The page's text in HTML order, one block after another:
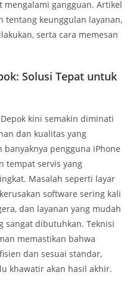
gangguan. Artikel
tentang keunggulan layanan,
serta cara memesan
Solusi Tepat untuk
kini semakin diminati
dan kualitas yang
banyaknya pengguna iPhone
tempat servis yang
Masalah seperti layar
software sering kali
dan layanan yang mudah
sangat dibutuhkan. Teknisi
memastikan bahwa
dan sesuai standar,
khawatir akan hasil akhir.